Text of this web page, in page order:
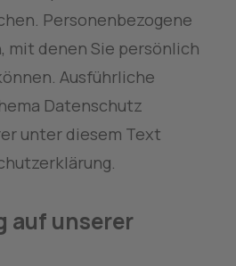
Personenbezogene
mit denen Sie persönlich
Ausführliche
Datenschutz
unter diesem Text
auf unserer